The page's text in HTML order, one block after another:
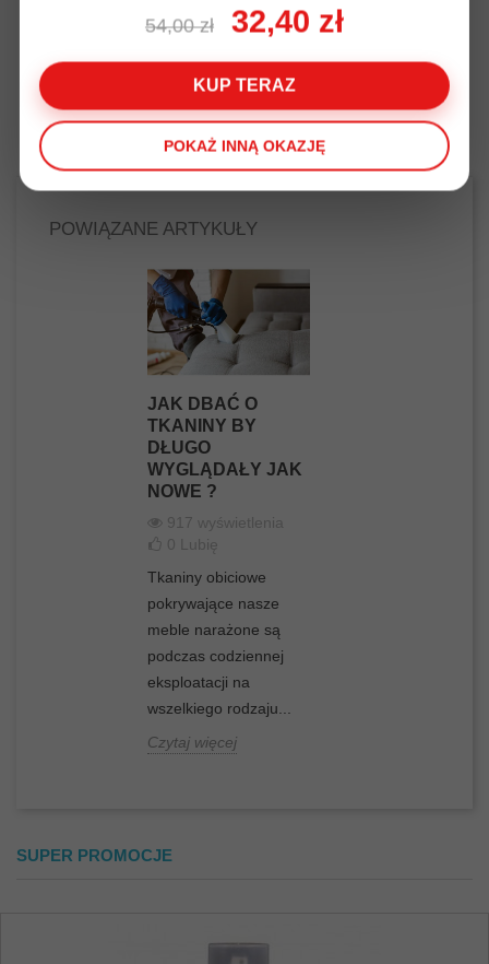
Tkanina meblowa LA róż
POWIĄZANE ARTYKUŁY
JAK DBAĆ O
TKANINY BY
DŁUGO
WYGLĄDAŁY JAK
NOWE ?
917 wyświetlenia
0
Lubię
Tkaniny obiciowe
pokrywające nasze
meble narażone są
podczas codziennej
eksploatacji na
wszelkiego rodzaju...
Czytaj więcej
SUPER PROMOCJE
54,00 zł 32,40 zł
KUP TERAZ
POKAŻ INNĄ OKAZJĘ